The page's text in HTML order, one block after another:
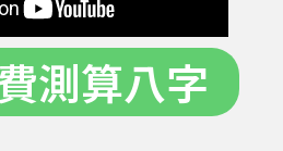
測算八字